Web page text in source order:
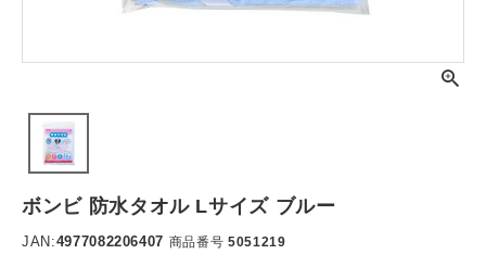
ボンビ 防水タオル Lサイズ ブルー
JAN:4977082206407 商品番号 5051219